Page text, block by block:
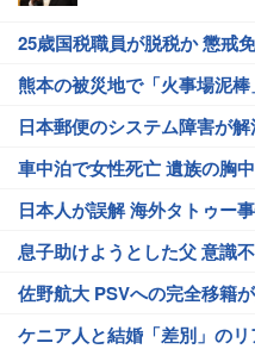
25歳国税職員が脱税か 懲戒
熊本の被災地で「火事場泥
日本郵便のシステム障害が解
車中泊で女性死亡 遺族の胸中
日本人が誤解 海外タトゥー
息子助けようとした父 意識
佐野航大 PSVへの完全移籍
ケニア人と結婚「差別」の